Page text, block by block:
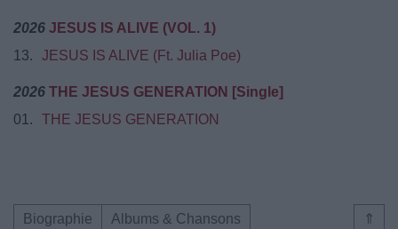
2026 JESUS IS ALIVE (VOL. 1)
13.
JESUS IS ALIVE (Ft. Julia Poe)
2026 THE JESUS GENERATION [Single]
01.
THE JESUS GENERATION
⇑
Biographie
Albums & Chansons